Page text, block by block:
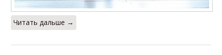
Читать дальше →